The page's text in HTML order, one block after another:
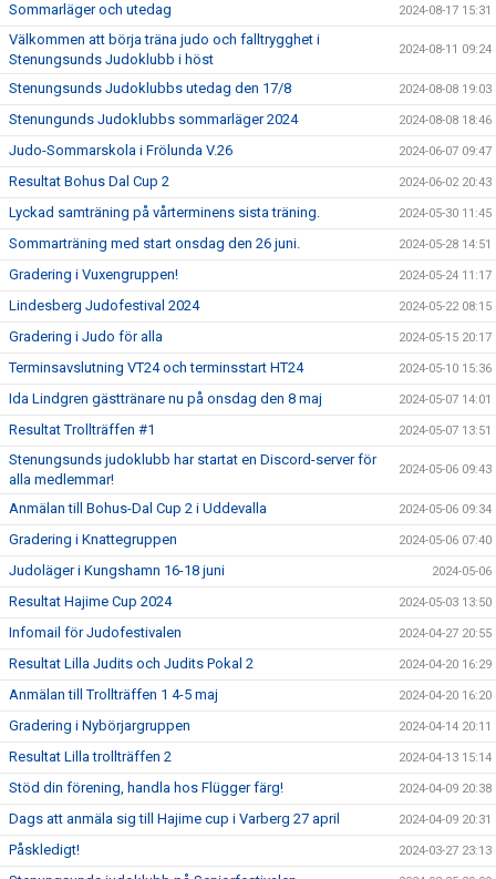
Sommarläger och utedag 2024-08-17 15:31
Välkommen att börja träna judo och falltrygghet i
Stenungsunds Judoklubb i höst
2024-08-11 09:24
Stenungsunds Judoklubbs utedag den 17/8 2024-08-08 19:03
Stenungunds Judoklubbs sommarläger 2024 2024-08-08 18:46
Judo-Sommarskola i Frölunda V.26 2024-06-07 09:47
Resultat Bohus Dal Cup 2 2024-06-02 20:43
Lyckad samträning på vårterminens sista träning. 2024-05-30 11:45
Sommarträning med start onsdag den 26 juni. 2024-05-28 14:51
Gradering i Vuxengruppen! 2024-05-24 11:17
Lindesberg Judofestival 2024 2024-05-22 08:15
Gradering i Judo för alla 2024-05-15 20:17
Terminsavslutning VT24 och terminsstart HT24 2024-05-10 15:36
Ida Lindgren gästtränare nu på onsdag den 8 maj 2024-05-07 14:01
Resultat Trollträffen #1 2024-05-07 13:51
Stenungsunds judoklubb har startat en Discord-server för
alla medlemmar!
2024-05-06 09:43
Anmälan till Bohus-Dal Cup 2 i Uddevalla 2024-05-06 09:34
Gradering i Knattegruppen 2024-05-06 07:40
Judoläger i Kungshamn 16-18 juni 2024-05-06
Resultat Hajime Cup 2024 2024-05-03 13:50
Infomail för Judofestivalen 2024-04-27 20:55
Resultat Lilla Judits och Judits Pokal 2 2024-04-20 16:29
Anmälan till Trollträffen 1 4-5 maj 2024-04-20 16:20
Gradering i Nybörjargruppen 2024-04-14 20:11
Resultat Lilla trollträffen 2 2024-04-13 15:14
Stöd din förening, handla hos Flügger färg! 2024-04-09 20:38
Dags att anmäla sig till Hajime cup i Varberg 27 april 2024-04-09 20:31
Påskledigt! 2024-03-27 23:13